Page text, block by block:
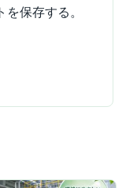
保存する。